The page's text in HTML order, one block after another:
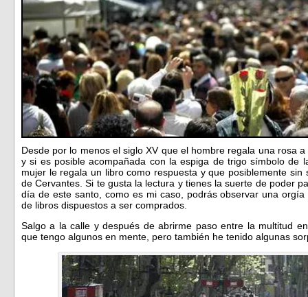
Desde por lo menos el siglo XV que el hombre regala una rosa
y si es posible acompañada con la espiga de trigo símbolo de
mujer le regala un libro como respuesta y que posiblemente
de Cervantes. Si te gusta la lectura y tienes la suerte de poder
día de este santo, como es mi caso, podrás observar una
de libros dispuestos a ser comprados.
Salgo a la calle y después de abrirme paso entre la multitud
que tengo algunos en mente, pero también he tenido algunas